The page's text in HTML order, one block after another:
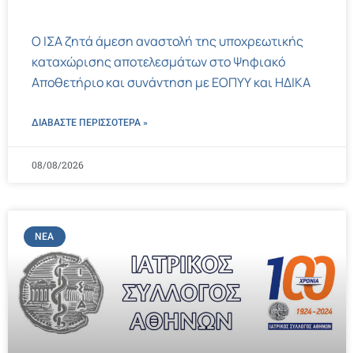
Ο ΙΣΑ ζητά άμεση αναστολή της υποχρεωτικής
καταχώρισης αποτελεσμάτων στο Ψηφιακό
Αποθετήριο και συνάντηση με ΕΟΠΥΥ και ΗΔΙΚΑ
ΔΙΑΒΑΣΤΕ ΠΕΡΙΣΣΌΤΕΡΑ »
08/08/2026
ΝΈΑ